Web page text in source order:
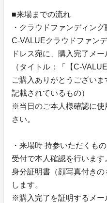
■来場までの流れ
・クラウドファンディン
C-VALUEクラウドファン
ドレス宛に、購入完了メ
（タイトル：「【C-
ご購入ありがとうござい
記載されているもの）
※当日のご本人様確認に使
さい。
・来場時 持参いただくもの
受付で本人確認を行います
身分証明書（顔写真付き
します。
※購入完了を証明するメー